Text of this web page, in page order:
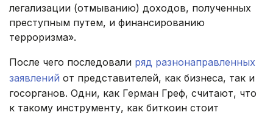
легализации (отмыванию) доходов, полученных
преступным путем, и финансированию
терроризма».
После чего последовали ряд разнонаправленных
заявлений от представителей, как бизнеса, так и
госорганов. Одни, как Герман Греф, считают, что
к такому инструменту, как биткоин стоит